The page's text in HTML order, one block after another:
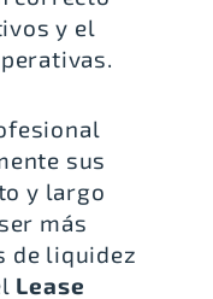
y el
sus
y largo
más
de liquidez
Lease